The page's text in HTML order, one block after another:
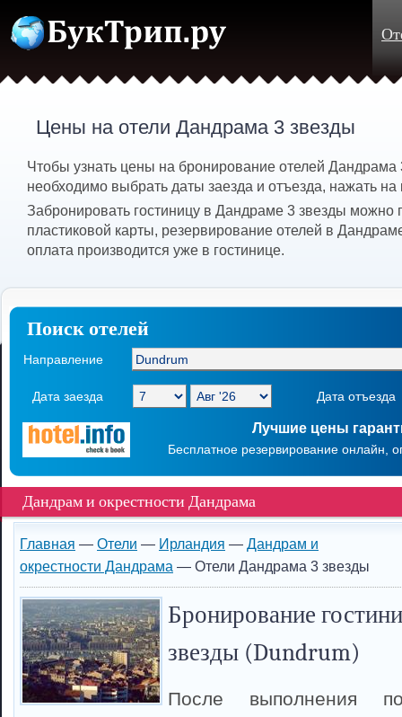
Цены на отели Дандрама 3 звезды
Чтобы узнать цены на бронирование отелей Дандрама
необходимо выбрать даты заезда и отъезда, нажать на
Забронировать гостиницу в Дандраме 3 звезды можно
пластиковой карты, резервирование отелей в
оплата производится уже в гостинице.
Поиск отелей
Направление
Дата заезда Дата отъезда
Лучшие цены
Бесплатное резервирование онлайн,
Дандрам и окрестности Дандрама
Главная — Отели — Ирландия — Дандрам и
окрестности Дандрама — Отели Дандрама 3 звезды
Бронирование
звезды (Dundrum)
После выполнения